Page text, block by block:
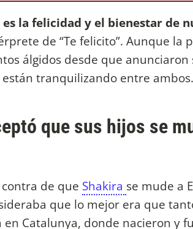
la felicidad y el bienestar de
de “Te felicito”. Aunque la
álgidos desde que anunciaron
están tranquilizando entre ambos.
que sus hijos se
de que Shakira se mude a
que lo mejor era que
Catalunya, donde nacieron y